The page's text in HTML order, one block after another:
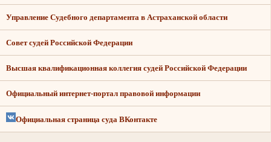
Управление Судебного департамента в Астраханской области
Совет судей Российской Федерации
Высшая квалификационная коллегия судей Российской Федерации
Официальный интернет-портал правовой информации
Официальная страница суда ВКонтакте